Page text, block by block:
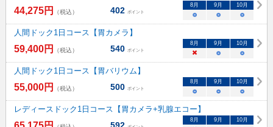
44,275円 （税込） 402 ポイント
8月 9月 10月
○ ○ ○
人間ドック1日コース【胃カメラ】
59,400円 （税込） 540 ポイント
8月 9月 10月
× ○ ○
人間ドック1日コース【胃バリウム】
55,000円 （税込） 500 ポイント
8月 9月 10月
○ ○ ○
レディースドック1日コース【胃カメラ+乳腺エコー】
8月 9月 10月